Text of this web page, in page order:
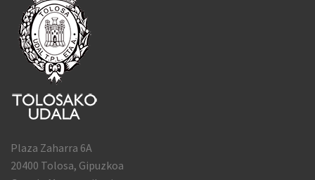
Plaza Zaharra 6A
20400 Tolosa, Gipuzkoa